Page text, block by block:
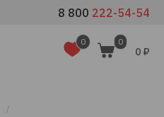
8 800 222-54-54
0 0
0 ₽